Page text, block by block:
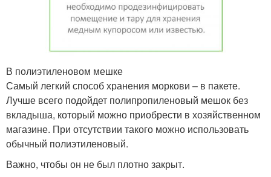
В полиэтиленовом мешке
Самый легкий способ хранения моркови – в пакете.
Лучше всего подойдет полипропиленовый мешок без
вкладыша, который можно приобрести в хозяйственном
магазине. При отсутствии такого можно использовать
обычный полиэтиленовый.
Важно, чтобы он не был плотно закрыт.